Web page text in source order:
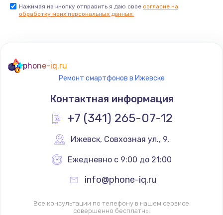
Нажимая на кнопку отправить я даю свое согласие на
обработку моих персональных данных.
phone-iq.ru
Ремонт смартфонов в Ижевске
Контактная информация
+7 (341) 265-07-12
Ижевск, Совхозная ул., 9,
Ежедневно с 9:00 до 21:00
info@phone-iq.ru
Все консультации по телефону в нашем сервисе
совершенно бесплатны